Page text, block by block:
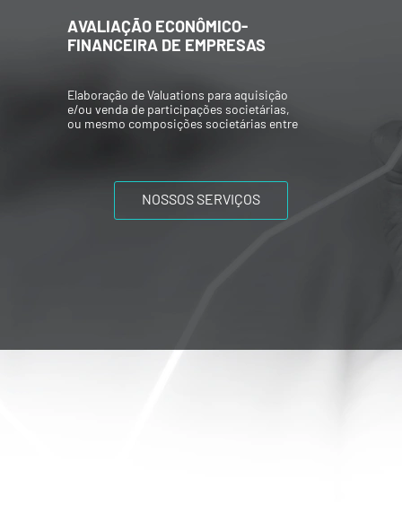
AVALIAÇÃO ECONÔMICO-
FINANCEIRA DE EMPRESAS
Elaboração de Valuations para aquisição
e/ou venda de participações societárias,
ou mesmo composições societárias entre
NOSSOS SERVIÇOS